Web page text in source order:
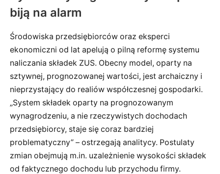
biją na alarm
Środowiska przedsiębiorców oraz eksperci
ekonomiczni od lat apelują o pilną reformę systemu
naliczania składek ZUS. Obecny model, oparty na
sztywnej, prognozowanej wartości, jest archaiczny i
nieprzystający do realiów współczesnej gospodarki.
„System składek oparty na prognozowanym
wynagrodzeniu, a nie rzeczywistych dochodach
przedsiębiorcy, staje się coraz bardziej
problematyczny” – ostrzegają analitycy. Postulaty
zmian obejmują m.in. uzależnienie wysokości składek
od faktycznego dochodu lub przychodu firmy.